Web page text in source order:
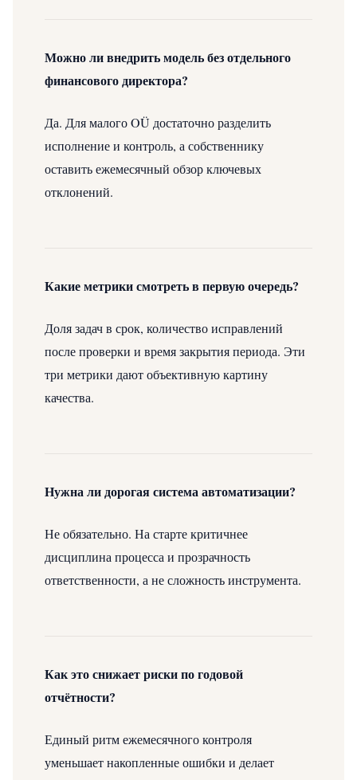
Можно ли внедрить модель без отдельного
финансового директора?
Да. Для малого OÜ достаточно разделить
исполнение и контроль, а собственнику
оставить ежемесячный обзор ключевых
отклонений.
Какие метрики смотреть в первую очередь?
Доля задач в срок, количество исправлений
после проверки и время закрытия периода. Эти
три метрики дают объективную картину
качества.
Нужна ли дорогая система автоматизации?
Не обязательно. На старте критичнее
дисциплина процесса и прозрачность
ответственности, а не сложность инструмента.
Как это снижает риски по годовой
отчётности?
Единый ритм ежемесячного контроля
уменьшает накопленные ошибки и делает